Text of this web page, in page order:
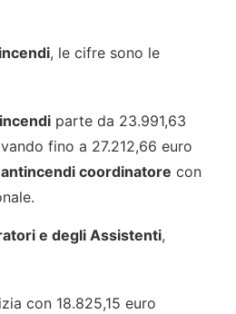
, le cifre sono le
parte da 23.991,63
fino a 27.212,66 euro
coordinatore con
e degli Assistenti,
con 18.825,15 euro